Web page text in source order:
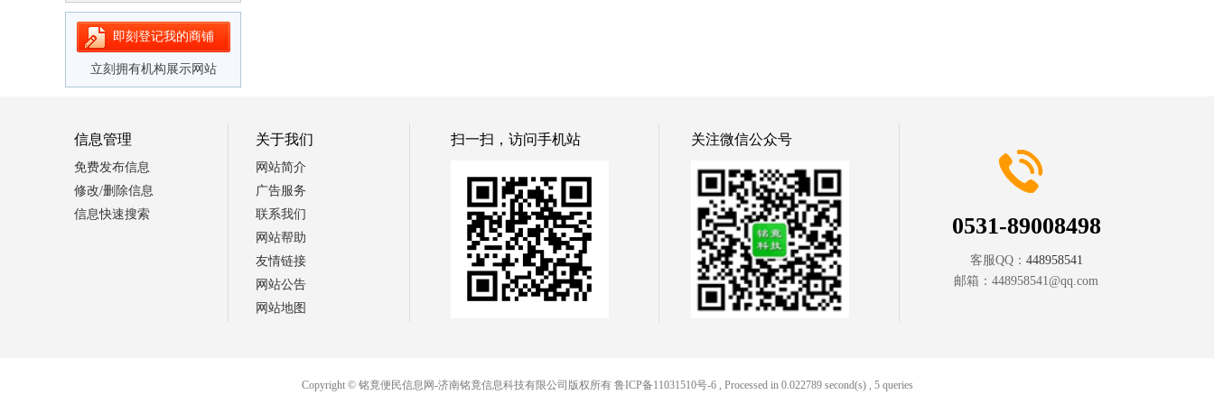
即刻登记我的商铺
立刻拥有机构展示网站
信息管理
免费发布信息
修改/删除信息
信息快速搜索
关于我们
网站简介
广告服务
联系我们
网站帮助
友情链接
网站公告
网站地图
扫一扫，访问手机站 关注微信公众号
0531-89008498
客服QQ： 448958541
邮箱： 448958541@qq.com
Copyright © 铭竟便民信息网-济南铭竟信息科技有限公司版权所有 鲁ICP备11031510号-6 , Processed in 0.022789 second(s) , 5 queries